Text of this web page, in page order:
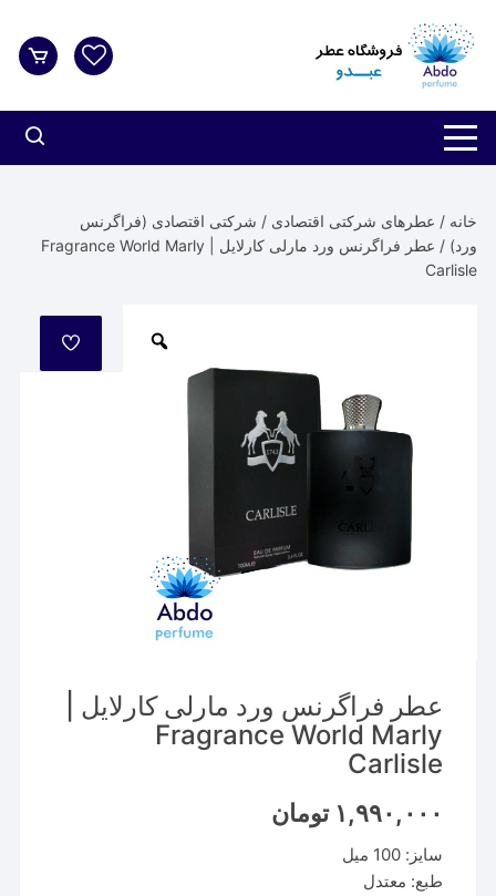
شدن
خانه / عطرهای شرکتی اقتصادی / شرکتی اقتصادی (فراگرنس
ورد)
/ عطر فراگرنس ورد مارلی کارلایل | Fragrance World Marly
Carlisle
مورد
علاقه
عطر فراگرنس ورد مارلی کارلایل |
Fragrance World Marly
Carlisle
۱,۹۹۰,۰۰۰ تومان
سایز: 100 میل
طبع: معتدل